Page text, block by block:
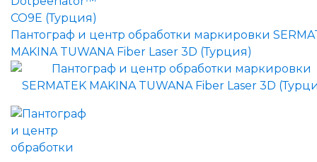
Пантограф и центр обработки маркировки
MAKINA TUWANA Fiber Laser 3D (Турция)